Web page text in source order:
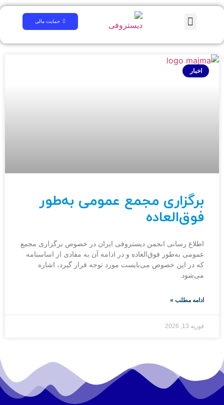
حمایت مالی
اخبار
برگزاری مجمع عمومی به‌طور
فوق‌العاده
اطلاع رسانی انجمن دیستروفی ایران در خصوص برگزاری مجمع
عمومی به‌طور فوق‌العاده و در ادامه آن به مفادی از اساسنامه
که در این خصوص می‌بایست مورد توجه قرار گیرد، اشاره
می‌شود.
ادامه مطلب »
فوریه 13, 2026